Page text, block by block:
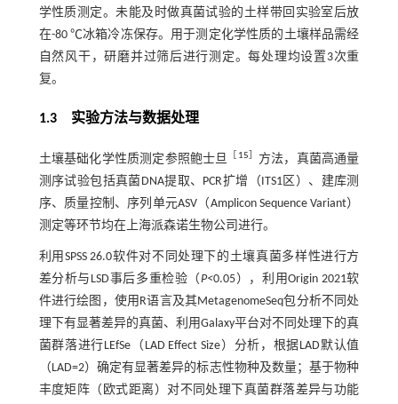
学性质测定。未能及时做真菌试验的土样带回实验室后放
在-80 ℃冰箱冷冻保存。用于测定化学性质的土壤样品需经
自然风干，研磨并过筛后进行测定。每处理均设置3次重
复。
1.3 实验方法与数据处理
土壤基础化学性质测定参照鲍士旦 15
方法，真菌高通量
测序试验包括真菌DNA提取、PCR扩增（ITS1区）、建库测
序、质量控制、序列单元ASV（Amplicon Sequence Variant）
测定等环节均在上海派森诺生物公司进行。
利用SPSS 26.0软件对不同处理下的土壤真菌多样性进行方
差分析与LSD事后多重检验（P<0.05），利用Origin 2021软
件进行绘图，使用R语言及其MetagenomeSeq包分析不同处
理下有显著差异的真菌、利用Galaxy平台对不同处理下的真
菌群落进行LEfSe（LAD Effect Size）分析，根据LAD默认值
（LAD=2）确定有显著差异的标志性物种及数量；基于物种
丰度矩阵（欧式距离）对不同处理下真菌群落差异与功能